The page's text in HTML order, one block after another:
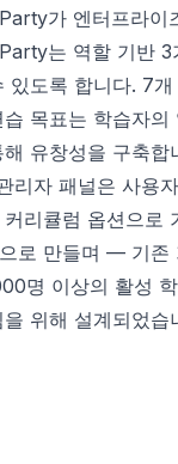
가 엔터프라이
는 역할 기반 3
있도록 합니다. 7
습 목표는 학습자의
해 유창성을 구축합
리자 패널은 사용
커리큘럼 옵션으로
로 만들며 — 기존
명 이상의 활성
을 위해 설계되었습